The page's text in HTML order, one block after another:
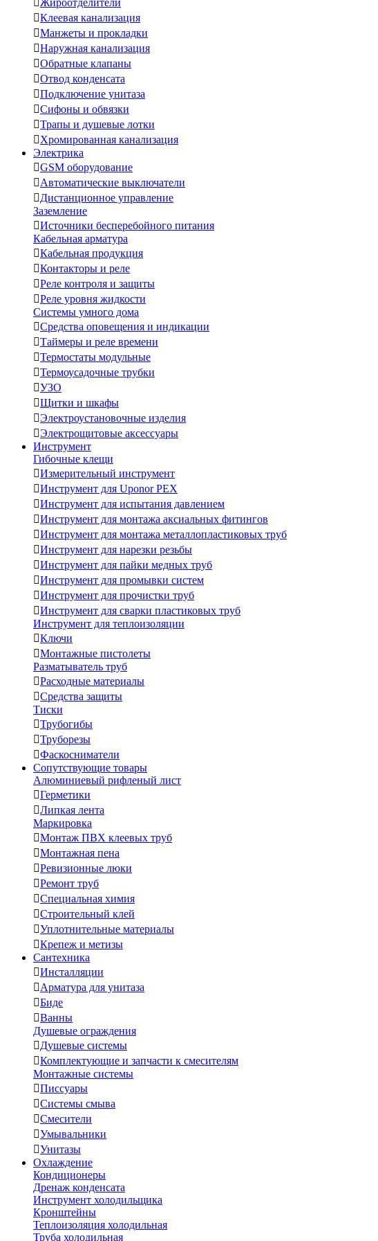
Жироотделители
Клеевая канализация
Манжеты и прокладки
Наружная канализация
Обратные клапаны
Отвод конденсата
Подключение унитаза
Сифоны и обвязки
Трапы и душевые лотки
Хромированная канализация
Электрика
GSM оборудование
Автоматические выключатели
Дистанционное управление
Заземление
Источники бесперебойного питания
Кабельная арматура
Кабельная продукция
Контакторы и реле
Реле контроля и защиты
Реле уровня жидкости
Системы умного дома
Средства оповещения и индикации
Таймеры и реле времени
Термостаты модульные
Термоусадочные трубки
УЗО
Щитки и шкафы
Электроустановочные изделия
Электрощитовые аксессуары
Инструмент
Гибочные клещи
Измерительный инструмент
Инструмент для Uponor PEX
Инструмент для испытания давлением
Инструмент для монтажа аксиальных фитингов
Инструмент для монтажа металлопластиковых труб
Инструмент для нарезки резьбы
Инструмент для пайки медных труб
Инструмент для промывки систем
Инструмент для прочистки труб
Инструмент для сварки пластиковых труб
Инструмент для теплоизоляции
Ключи
Монтажные пистолеты
Разматыватель труб
Расходные материалы
Средства защиты
Тиски
Трубогибы
Труборезы
Фаскосниматели
Сопутствующие товары
Алюминиевый рифленый лист
Герметики
Липкая лента
Маркировка
Монтаж ПВХ клеевых труб
Монтажная пена
Ревизионные люки
Ремонт труб
Специальная химия
Строительный клей
Уплотнительные материалы
Крепеж и метизы
Сантехника
Инсталляции
Арматура для унитаза
Биде
Ванны
Душевые ограждения
Душевые системы
Комплектующие и запчасти к смесителям
Монтажные системы
Писсуары
Системы смыва
Смесители
Умывальники
Унитазы
Охлаждение
Кондиционеры
Дренаж конденсата
Инструмент холодильщика
Кронштейны
Теплоизоляция холодильная
Труба холодильная